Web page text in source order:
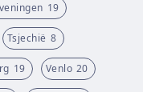
19
Tsjechië 8
19 Venlo 20